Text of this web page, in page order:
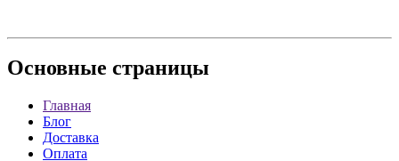
Основные страницы
Главная
Блог
Доставка
Оплата